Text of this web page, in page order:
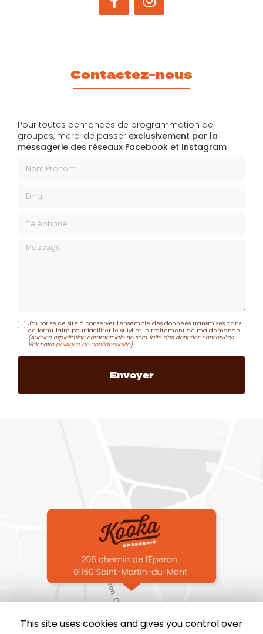
Contactez-nous
Pour toutes demandes de programmation de
groupes, merci de passer exclusivement par la
messagerie des réseaux Facebook et Instagram
Message
J'autorise ce site à conserver l'ensemble des données transmises dans
ce formulaire pour faciliter le suivi et le traitement de ma demande.
(Aucune exploitation commerciale ne sera faite des données conservées.
Voir notrepolitique de confidentialité)
This site uses cookies and gives you control over